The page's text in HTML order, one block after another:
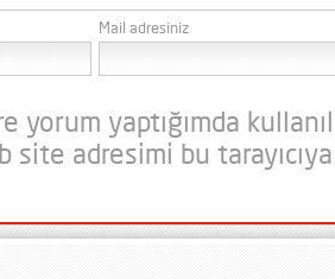
Mail adresiniz
yorum yaptığımda
site adresimi bu